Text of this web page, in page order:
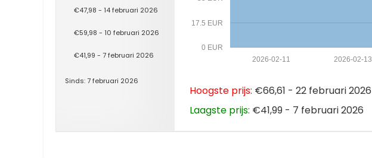
€47,98 - 14 februari 2026
€59,98 - 10 februari 2026
€41,99 - 7 februari 2026
Sinds: 7 februari 2026
0 EUR
17.5 EUR
2026-02-13
2026-02-11
Hoogste prijs: €66,61 - 22 februari 2026
Laagste prijs: €41,99 - 7 februari 2026